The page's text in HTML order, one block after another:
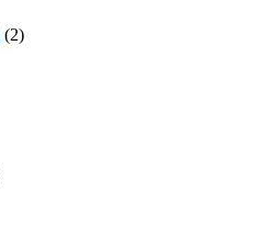
(2)